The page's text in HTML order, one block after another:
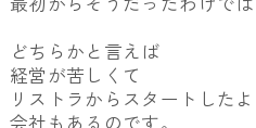
どちらかと言えば
経営が苦しくて
リストラからスタートした
会社もあるのです。